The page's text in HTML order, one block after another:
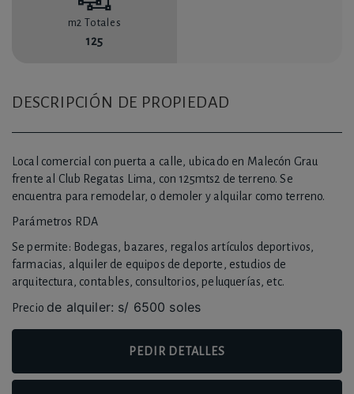
m2 Totales
125
DESCRIPCIÓN DE PROPIEDAD
Local comercial con puerta a calle, ubicado en Malecón Grau
frente al Club Regatas Lima, con 125mts2 de terreno. Se
encuentra para remodelar, o demoler y alquilar como terreno.
Parámetros RDA
Se permite: Bodegas, bazares, regalos artículos deportivos,
farmacias, alquiler de equipos de deporte, estudios de
arquitectura, contables, consultorios, peluquerías, etc.
Precio de alquiler: s/ 6500 soles
PEDIR DETALLES